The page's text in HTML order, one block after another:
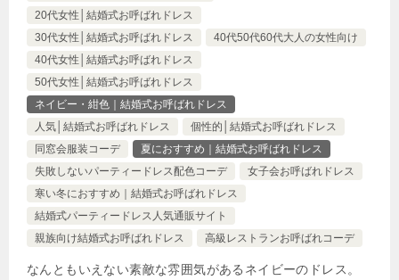
20代女性│結婚式お呼ばれドレス
30代女性│結婚式お呼ばれドレス
40代50代60代大人の女性向け
40代女性│結婚式お呼ばれドレス
50代女性│結婚式お呼ばれドレス
ネイビー・紺色｜結婚式お呼ばれドレス
人気│結婚式お呼ばれドレス
個性的│結婚式お呼ばれドレス
同窓会服装コーデ
夏におすすめ｜結婚式お呼ばれドレス
失敗しないパーティードレス配色コーデ
女子会お呼ばれドレス
寒い冬におすすめ｜結婚式お呼ばれドレス
結婚式パーティードレス人気通販サイト
親族向け結婚式お呼ばれドレス
高級レストランお呼ばれコーデ
なんともいえない素敵な雰囲気があるネイビーのドレス。